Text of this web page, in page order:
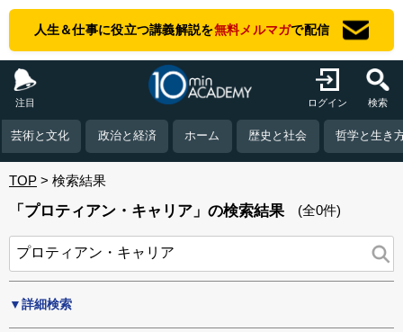
人生＆仕事に役立つ講義解説を無料メルマガで配信
注目 ログイン 検索
芸術と文化 政治と経済 ホーム 歴史と社会 哲学と生き
TOP 検索結果
「プロティアン・キャリア」の検索結果 (全0件)
▼詳細検索